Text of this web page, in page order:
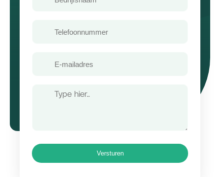
mailadres
Bericht
Versturen